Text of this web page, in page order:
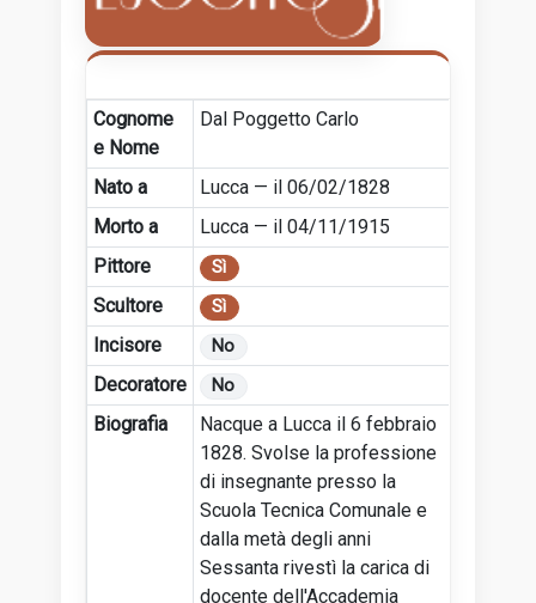
Cognome
e Nome
Dal Poggetto Carlo
Nato a
Lucca — il 06/02/1828
Morto a
Lucca — il 04/11/1915
Pittore
Sì
Scultore Sì
Incisore No
Decoratore No
Biografia
Nacque a Lucca il 6 febbraio
1828. Svolse la professione
di insegnante presso la
Scuola Tecnica Comunale e
dalla metà degli anni
Sessanta rivestì la carica di
docente dell'Accademia